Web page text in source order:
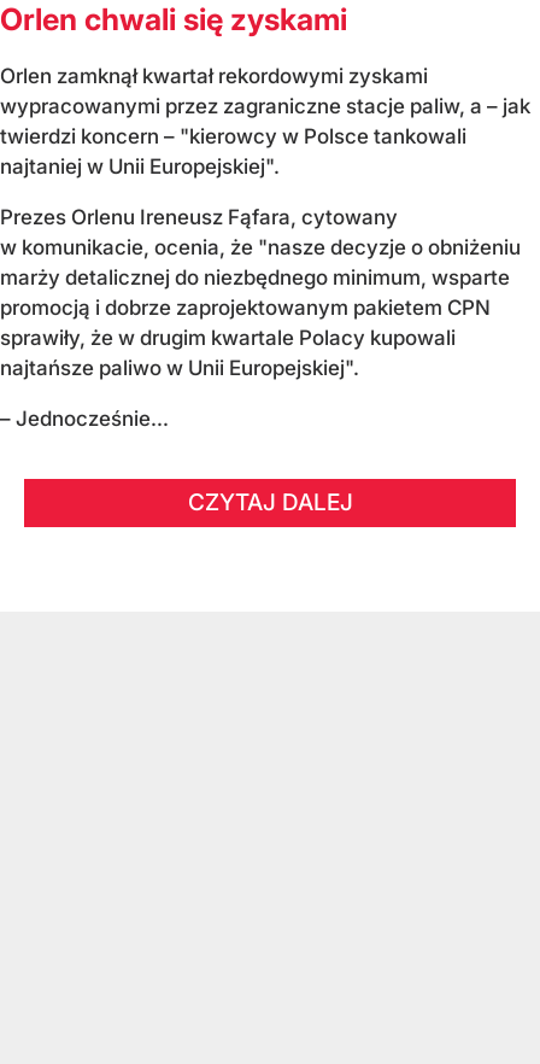
Orlen chwali się zyskami
Orlen zamknął kwartał rekordowymi zyskami
wypracowanymi przez zagraniczne stacje paliw, a – jak
twierdzi koncern – "kierowcy w Polsce tankowali
najtaniej w Unii Europejskiej".
Prezes Orlenu Ireneusz Fąfara, cytowany
w komunikacie, ocenia, że "nasze decyzje o obniżeniu
marży detalicznej do niezbędnego minimum, wsparte
promocją i dobrze zaprojektowanym pakietem CPN
sprawiły, że w drugim kwartale Polacy kupowali
najtańsze paliwo w Unii Europejskiej".
– Jednocześnie...
CZYTAJ DALEJ